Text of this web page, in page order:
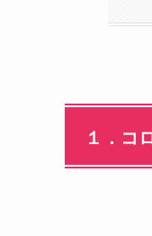
１．コ